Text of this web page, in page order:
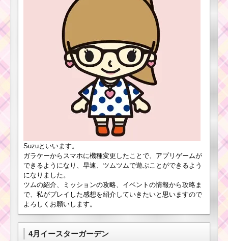
ン1枚目のミッション内
ツムツムイベン
ト8月！海のたか
らものを集めよ
う3枚目の攻略方
法と報酬
黒色のツムで225万点
を稼ぐミッションを攻
略するツム
ハロウィーンのツム
で500万点稼ぐミッシ
ョンを攻略するツム
リボンをつけたツム
で680コイン稼ぐミッ
Suzuといいます。
ガラケーからスマホに機種変更したことで、アプリゲームが
できるようになり、早速、ツムツムで遊ぶことができるよう
になりました。
ツムの紹介、ミッションの攻略、イベントの情報から攻略ま
で、私がプレイした感想を紹介していきたいと思いますので
よろしくお願いします。
4月イースターガーデン